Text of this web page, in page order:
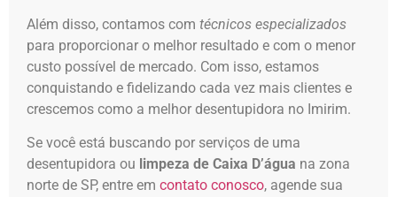
Além disso, contamos com técnicos especializados
para proporcionar o melhor resultado e com o menor
custo possível de mercado. Com isso, estamos
conquistando e fidelizando cada vez mais clientes e
crescemos como a melhor desentupidora no Imirim.
Se você está buscando por serviços de uma
desentupidora ou limpeza de Caixa D’água na zona
norte de SP, entre em contato conosco, agende sua